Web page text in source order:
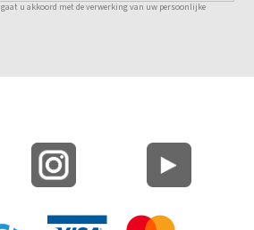
u akkoord met de verwerking van uw persoonlijke